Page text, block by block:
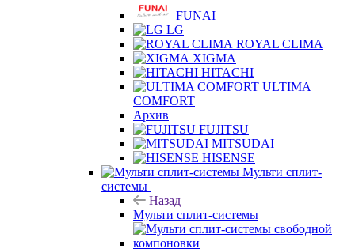
FUNAI
LG
ROYAL CLIMA
XIGMA
HITACHI
ULTIMA
COMFORT
Архив
FUJITSU
MITSUDAI
HISENSE
Мульти сплит-
системы
Назад
Мульти сплит-системы